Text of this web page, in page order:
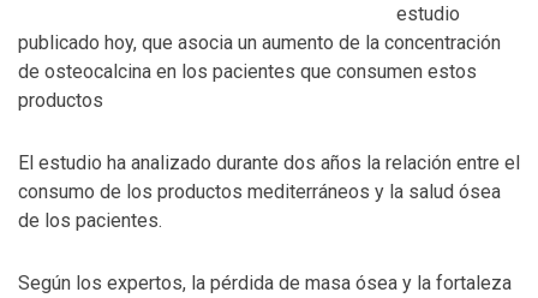
estudio
publicado hoy, que asocia un aumento de la concentración
de osteocalcina en los pacientes que consumen estos
productos
El estudio ha analizado durante dos años la relación entre el
consumo de los productos mediterráneos y la salud ósea
de los pacientes.
Según los expertos, la pérdida de masa ósea y la fortaleza